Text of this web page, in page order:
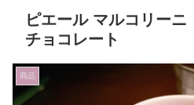
ピエール マルコリーニ
チョコレート
商品